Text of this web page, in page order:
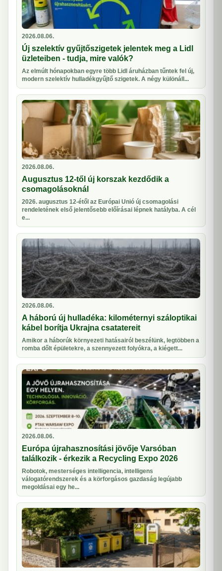
2026.08.06.
Új szelektív gyűjtőszigetek jelentek meg a Lidl
üzleteiben - tudja, mire valók?
Az elmúlt hónapokban egyre több Lidl áruházban tűntek fel új,
modern szelektív hulladékgyűjtő szigetek. A négy különáll...
2026.08.06.
Augusztus 12-től új korszak kezdődik a
csomagolásoknál
2026. augusztus 12-étől az Európai Unió új csomagolási
rendeletének első jelentősebb előírásai lépnek hatályba. A cél
e...
2026.08.06.
A háború új hulladéka: kilométernyi száloptikai
kábel borítja Ukrajna csatatereit
Amikor a háborúk környezeti hatásairól beszélünk, legtöbben a
romba dőlt épületekre, a szennyezett folyókra, a kiégett...
2026.08.06.
Európa újrahasznosítási jövője Varsóban
találkozik - érkezik a Recycling Expo 2026
Robotok, mesterséges intelligencia, intelligens
válogatórendszerek és a körforgásos gazdaság legújabb
megoldásai egy he...